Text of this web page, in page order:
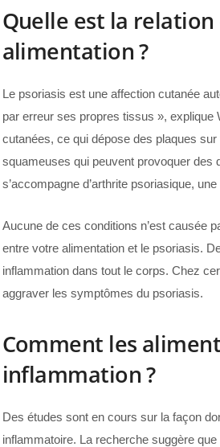
Quelle est la
alimentation ?
Le psoriasis est une affection cutanée
par erreur ses propres tissus »,
cutanées, ce qui dépose des plaques
squameuses qui peuvent provoquer des
s’accompagne d’arthrite psoriasique,
Aucune de ces conditions n’est causée
entre votre alimentation et le psoriasis.
inflammation dans tout le corps. Chez
aggraver les symptômes du psoriasis.
Comment les
inflammation ?
Des études sont en cours sur la façon
inflammatoire. La recherche suggère